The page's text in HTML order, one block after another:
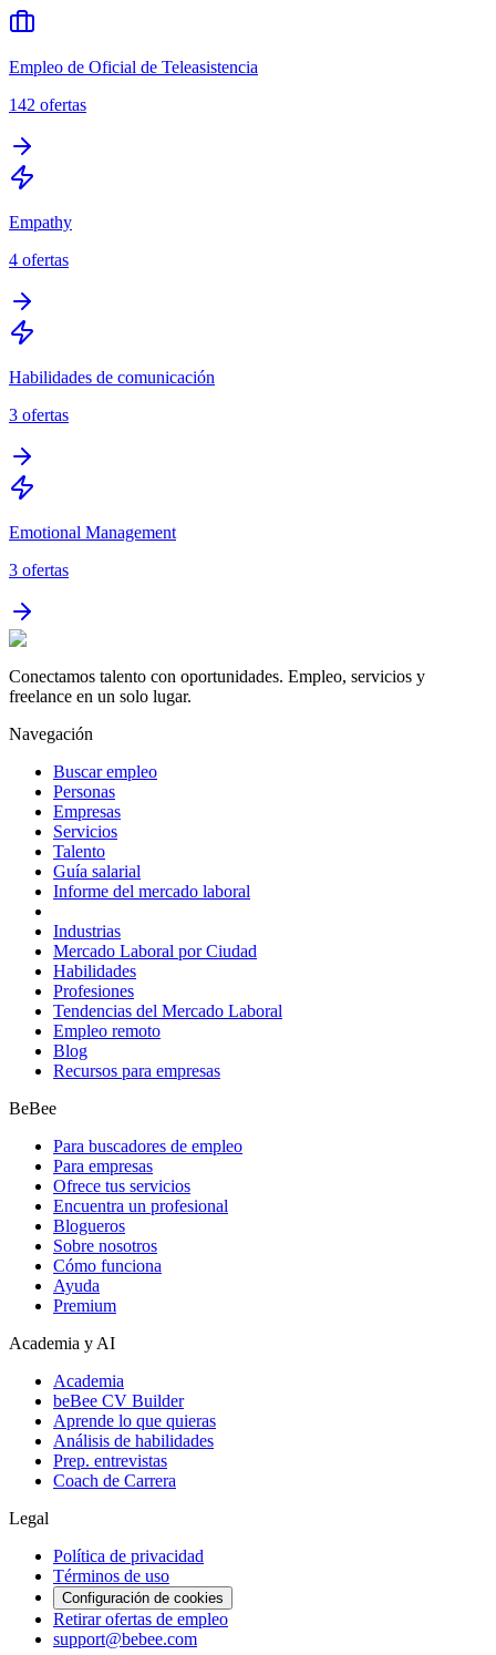
Empleo de Oficial de Teleasistencia
142 ofertas
Empathy
4 ofertas
Habilidades de comunicación
3 ofertas
Emotional Management
3 ofertas
Conectamos talento con oportunidades. Empleo, servicios y
freelance en un solo lugar.
Navegación
Buscar empleo
Personas
Empresas
Servicios
Talento
Guía salarial
Informe del mercado laboral
Industrias
Mercado Laboral por Ciudad
Habilidades
Profesiones
Tendencias del Mercado Laboral
Empleo remoto
Blog
Recursos para empresas
BeBee
Para buscadores de empleo
Para empresas
Ofrece tus servicios
Encuentra un profesional
Blogueros
Sobre nosotros
Cómo funciona
Ayuda
Premium
Academia y AI
Academia
beBee CV Builder
Aprende lo que quieras
Análisis de habilidades
Prep. entrevistas
Coach de Carrera
Legal
Política de privacidad
Términos de uso
Configuración de cookies
Retirar ofertas de empleo
support@bebee.com